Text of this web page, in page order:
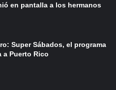
en pantalla a los hermanos
Super Sábados, el programa
a Puerto Rico